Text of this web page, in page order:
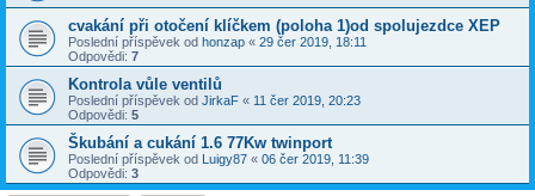
cvakání při otočení klíčkem (poloha 1)od spolujezdce XEP
Poslední příspěvek od honzap « 29 čer 2019, 18:11
Odpovědi: 7
Kontrola vůle ventilů
Poslední příspěvek od JirkaF « 11 čer 2019, 20:23
Odpovědi: 5
Škubání a cukání 1.6 77Kw twinport
Poslední příspěvek od Luigy87 « 06 čer 2019, 11:39
Odpovědi: 3